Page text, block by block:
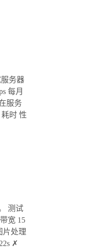
务器
每月
服务
耗时 性
测试
宽 15
片处理
✗